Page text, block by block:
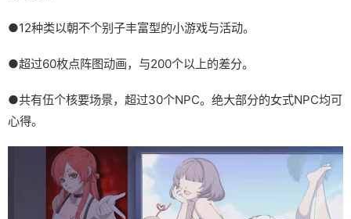
●12种类以朝不个别子丰富型的小游戏与活动。
●超过60枚点阵图动画，与200个以上的差分。
●共有伍个核要场景，超过30个NPC。绝大部分的女式NPC均可
心得。